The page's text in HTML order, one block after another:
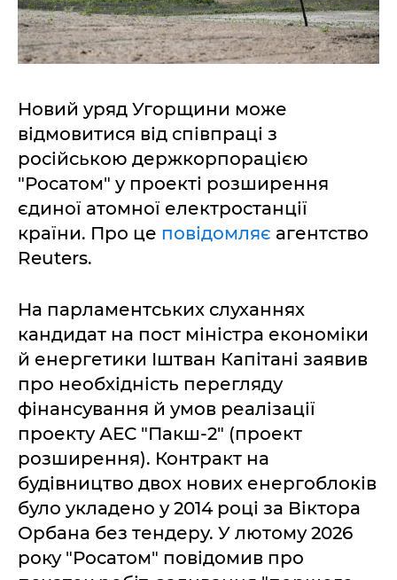
Новий уряд Угорщини може
відмовитися від співпраці з
російською держкорпорацією
"Росатом" у проекті розширення
єдиної атомної електростанції
країни. Про це повідомляє агентство
Reuters.
На парламентських слуханнях
кандидат на пост міністра економіки
й енергетики Іштван Капітані заявив
про необхідність перегляду
фінансування й умов реалізації
проекту АЕС "Пакш-2" (проект
розширення). Контракт на
будівництво двох нових енергоблоків
було укладено у 2014 році за Віктора
Орбана без тендеру. У лютому 2026
року "Росатом" повідомив про